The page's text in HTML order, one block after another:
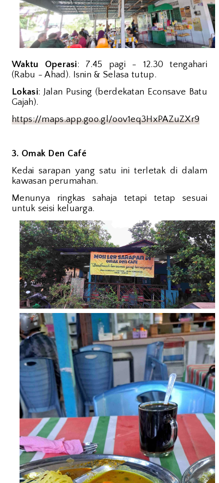
Waktu Operasi: 7.45 pagi - 12.30 tengahari
(Rabu - Ahad). Isnin & Selasa tutup.
Lokasi: Jalan Pusing (berdekatan Econsave Batu
Gajah).
https://maps.app.goo.gl/oov1eq3HxPAZuZXr9
3. Omak Den Café
Kedai sarapan yang satu ini terletak di dalam
kawasan perumahan.
Menunya ringkas sahaja tetapi tetap sesuai
untuk seisi keluarga.